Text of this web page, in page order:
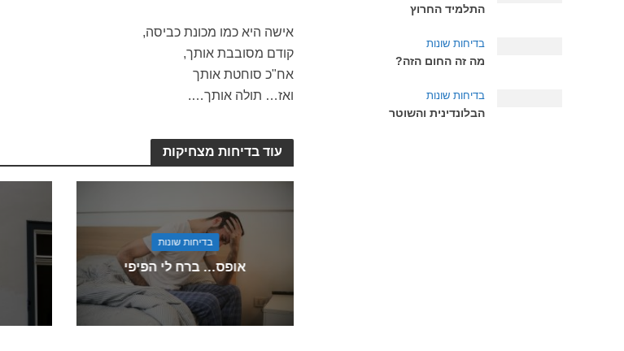
אישה היא כמו מכונת כביסה,
קודם מסובבת אותך,
אח"כ סוחטת אותך
ואז… תולה אותך….
עוד בדיחות מצחיקות
בדיחות שונות
אופס… ברח לי הפיפי
התלמיד החרוץ
בדיחות שונות
מה זה החום הזה?
בדיחות שונות
הבלונדינית והשוטר